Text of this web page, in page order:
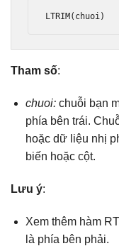
LTRIM ( chuoi)
Tham số:
chuoi:chuỗi bạn
phía bên trái.
hoặc dữ liệu nhị
biến hoặc cột.
Lưu ý:
Xem thêm hàm
là phía bên phải.